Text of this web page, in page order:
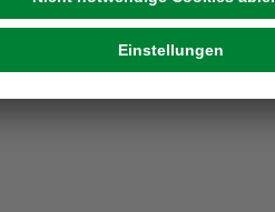
Kreative Ideen & nützliche
Produktneuheiten und innovative